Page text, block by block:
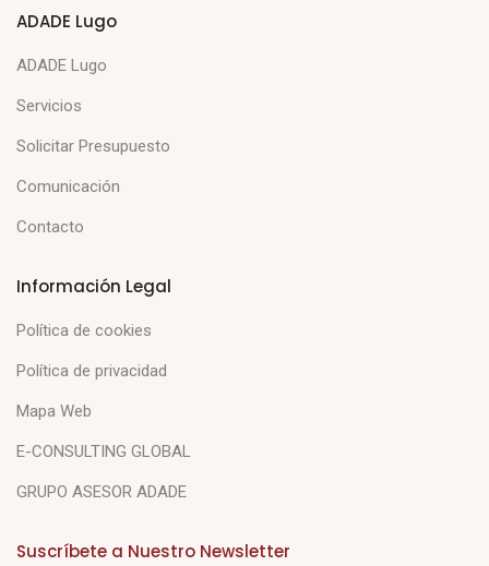
ADADE Lugo
ADADE Lugo
Servicios
Solicitar Presupuesto
Comunicación
Contacto
Información Legal
Política de cookies
Política de privacidad
Mapa Web
E-CONSULTING GLOBAL
GRUPO ASESOR ADADE
Suscríbete a Nuestro Newsletter